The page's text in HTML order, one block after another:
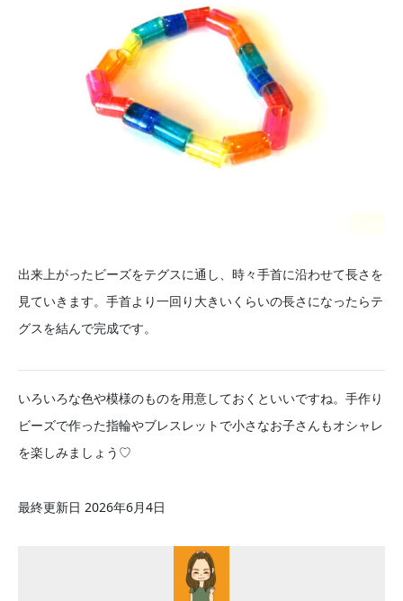
出来上がったビーズをテグスに通し、時々手首に沿わせて長さを
見ていきます。手首より一回り大きいくらいの長さになったらテ
グスを結んで完成です。
いろいろな色や模様のものを用意しておくといいですね。手作り
ビーズで作った指輪やブレスレットで小さなお子さんもオシャレ
を楽しみましょう♡
最終更新日 2026年6月4日